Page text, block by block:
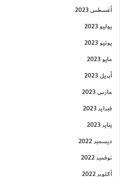
أغسطس 2023
يوليو 2023
يونيو 2023
مايو 2023
أبريل 2023
مارس 2023
فبراير 2023
يناير 2023
ديسمبر 2022
نوفمبر 2022
أكتوبر 2022